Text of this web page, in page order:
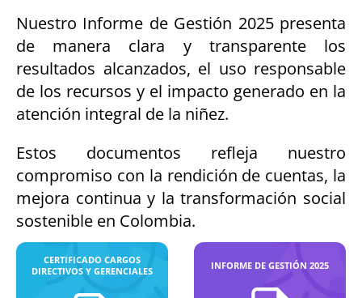
Nuestro Informe de Gestión 2025 presenta
de manera clara y transparente los
resultados alcanzados, el uso responsable
de los recursos y el impacto generado en la
atención integral de la niñez.
Estos documentos refleja nuestro
compromiso con la rendición de cuentas, la
mejora continua y la transformación social
sostenible en Colombia.
CERTIFICADO CARGOS
DIRECTIVOS Y GERENCIALES
INFORME DE GESTIÓN 2025